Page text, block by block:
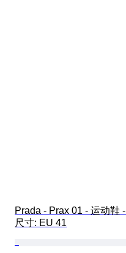
Prada - Prax 01 - 运动鞋 -
尺寸: EU 41